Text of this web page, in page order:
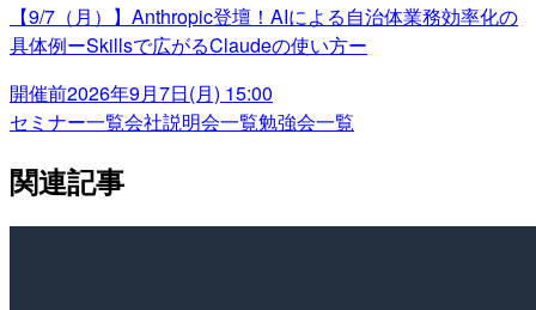
【9/7（月）】Anthropic登壇！AIによる自治体業務効率化の
具体例ーSkillsで広がるClaudeの使い方ー
開催前2026年9月7日(月) 15:00
セミナー一覧会社説明会一覧勉強会一覧
関連記事